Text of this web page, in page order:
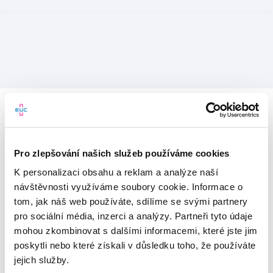
Pro zlepšování našich služeb používáme cookies
K personalizaci obsahu a reklam a analýze naší
návštěvnosti využíváme soubory cookie. Informace o
tom, jak náš web používáte, sdílíme se svými partnery
pro sociální média, inzerci a analýzy. Partneři tyto údaje
mohou zkombinovat s dalšími informacemi, které jste jim
poskytli nebo které získali v důsledku toho, že používáte
jejich služby.
Vítejte v mojeEUC